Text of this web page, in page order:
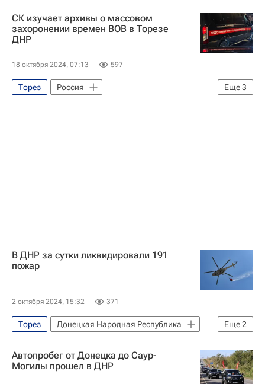
Донецкая Народная Республика
Россия
Следственный комитет России (СК РФ)
Великая Отечественная война (1941-1945)
СК изучает архивы о массовом
захоронении времен ВОВ в Торезе
ДНР
18 октября 2024, 07:13 597
Еще3
Торез
Россия
Донецкая Народная Республика
В ДНР за сутки ликвидировали 191
пожар
2 октября 2024, 15:32 371
Еще2
Торез
Донецкая Народная Республика
Снежное
Автопробег от Донецка до Саур-
Могилы прошел в ДНР